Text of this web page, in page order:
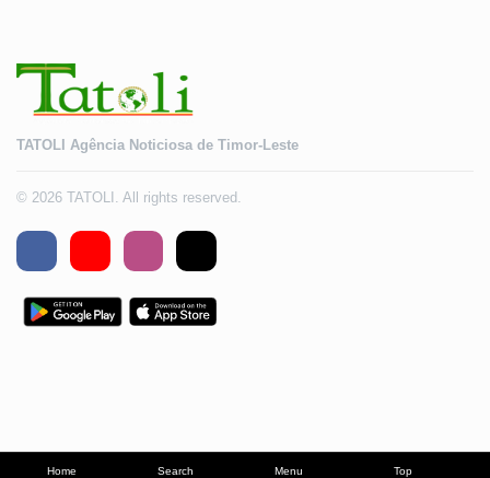
Home Search Menu Top
TATOLI Agência Noticiosa de Timor-Leste
© 2026 TATOLI. All rights reserved.